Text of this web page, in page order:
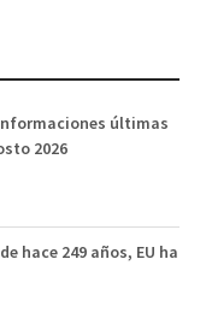
últimas
2026
hace 249 años, EU ha